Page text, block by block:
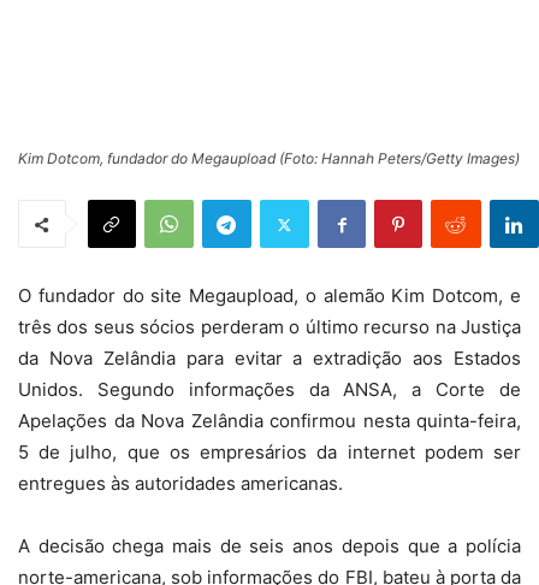
Kim Dotcom, fundador do Megaupload (Foto: Hannah Peters/Getty Images)
O fundador do site Megaupload, o alemão Kim Dotcom, e
três dos seus sócios perderam o último recurso na Justiça
da Nova Zelândia para evitar a extradição aos Estados
Unidos. Segundo informações da ANSA, a Corte de
Apelações da Nova Zelândia confirmou nesta quinta-feira,
5 de julho, que os empresários da internet podem ser
entregues às autoridades americanas.
A decisão chega mais de seis anos depois que a polícia
norte-americana, sob informações do FBI, bateu à porta da